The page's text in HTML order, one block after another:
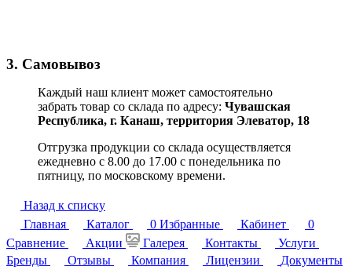
3. Самовывоз
Каждый наш клиент может самостоятельно
забрать товар со склада по адресу: Чувашская
Республика, г. Канаш, территория Элеватор, 18
Отгрузка продукции со склада осуществляется
ежедневно с 8.00 до 17.00 с понедельника по
пятницу, по московскому времени.
Назад к списку
Главная
Каталог 0 Избранные Кабинет
0
Сравнение
Акции Галерея Контакты
Услуги
Бренды
Отзывы Компания Лицензии
Документы